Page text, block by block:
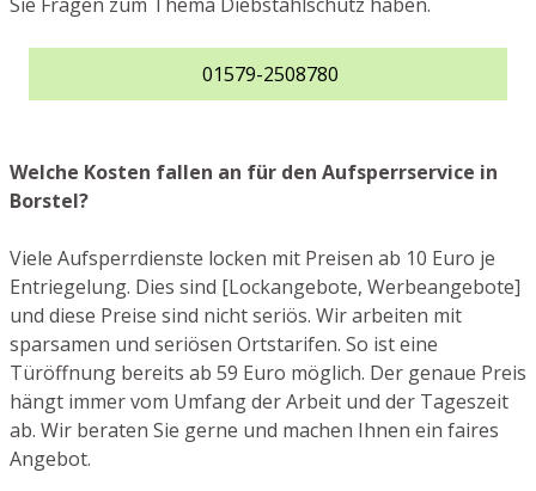
01579-2508780
Welche Kosten fallen an für den Aufsperrservice in
Borstel?
Viele Aufsperrdienste locken mit Preisen ab 10 Euro je
Entriegelung. Dies sind [Lockangebote, Werbeangebote]
und diese Preise sind nicht seriös. Wir arbeiten mit
sparsamen und seriösen Ortstarifen. So ist eine
Türöffnung bereits ab 59 Euro möglich. Der genaue Preis
hängt immer vom Umfang der Arbeit und der Tageszeit
ab. Wir beraten Sie gerne und machen Ihnen ein faires
Angebot.